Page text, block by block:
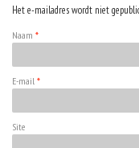
Het e-mailadres wordt niet
Naam *
E-mail *
Site